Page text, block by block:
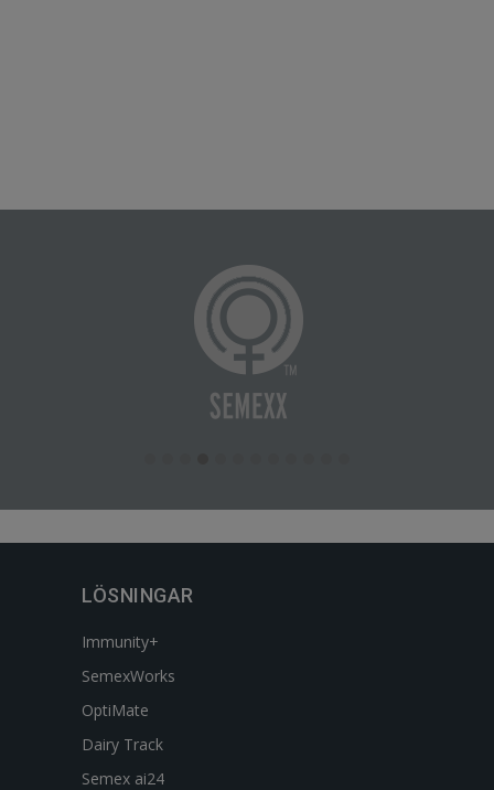
LÖSNINGAR
Immunity+
SemexWorks
OptiMate
Dairy Track
Semex ai24